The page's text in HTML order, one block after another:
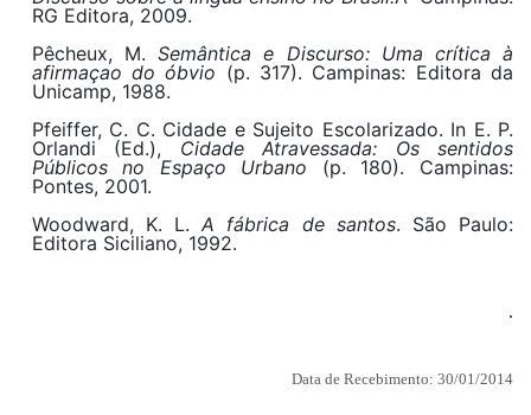
RG Editora, 2009.
Pêcheux, M.Semântica e Discurso: Uma crítica à
afirmaçao do óbvio (p. 317). Campinas: Editora da
Unicamp, 1988.
Pfeiffer, C. C. Cidade e Sujeito Escolarizado. In E. P.
Orlandi (Ed.), Cidade Atravessada: Os sentidos
Públicos no Espaço Urbano (p. 180). Campinas:
Pontes, 2001.
Woodward, K. L.A fábrica de santos. São Paulo:
Editora Siciliano, 1992.
.
Data de Recebimento: 30/01/2014